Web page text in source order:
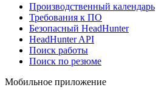
Производственный календарь
Требования к ПО
Безопасный HeadHunter
HeadHunter API
Поиск работы
Поиск по резюме
Мобильное приложение